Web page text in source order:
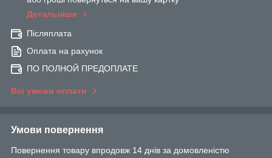
Детальніше
Післяплата
Оплата на рахунок
ПО ПОЛНОЙ ПРЕДОПЛАТЕ
Всі умови оплати
Умови повернення
Повернення товару впродовж 14 днів за домовленістю